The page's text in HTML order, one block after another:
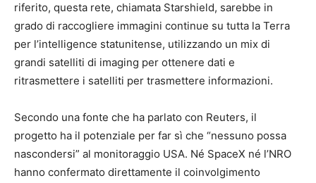
riferito, questa rete, chiamata Starshield, sarebbe in
grado di raccogliere immagini continue su tutta la Terra
per l’intelligence statunitense, utilizzando un mix di
grandi satelliti di imaging per ottenere dati e
ritrasmettere i satelliti per trasmettere informazioni.
Secondo una fonte che ha parlato con Reuters, il
progetto ha il potenziale per far sì che “nessuno possa
nascondersi” al monitoraggio USA. Né SpaceX né l’NRO
hanno confermato direttamente il coinvolgimento